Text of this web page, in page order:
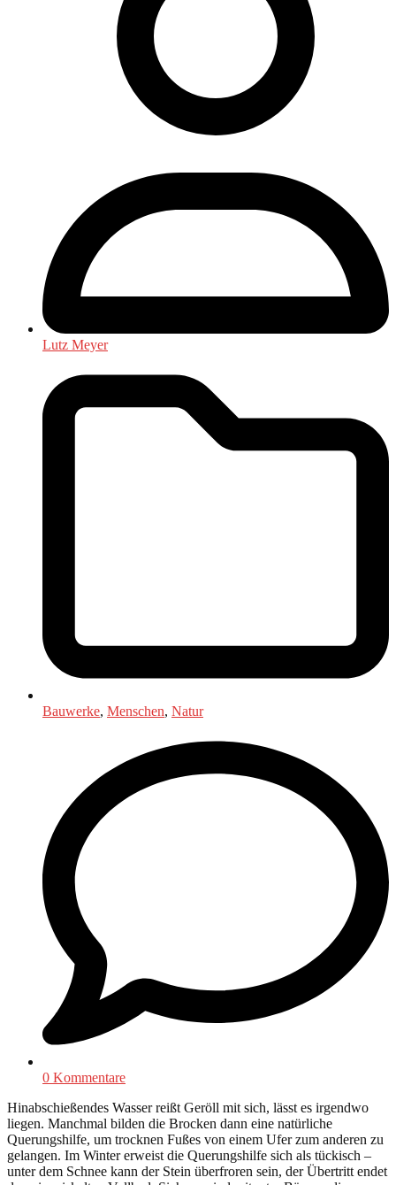
Lutz Meyer
Bauwerke, Menschen, Natur
0 Kommentare
Hinabschießendes Wasser reißt Geröll mit sich, lässt es irgendwo
liegen. Manchmal bilden die Brocken dann eine natürliche
Querungshilfe, um trocknen Fußes von einem Ufer zum anderen zu
gelangen. Im Winter erweist die Querungshilfe sich als tückisch –
unter dem Schnee kann der Stein überfroren sein, der Übertritt endet